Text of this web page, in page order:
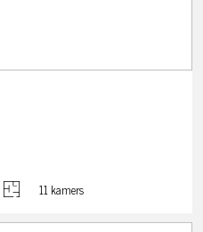
11 kamers